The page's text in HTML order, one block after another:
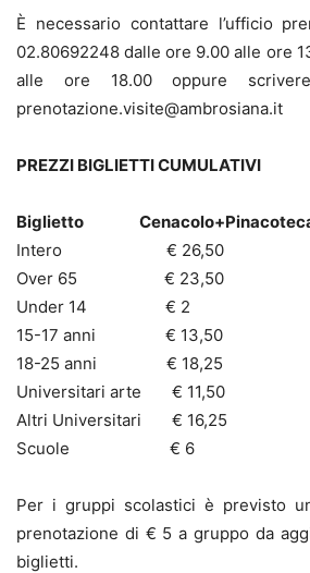
È necessario contattare l’ufficio
02.80692248 dalle ore 9.00 alle ore
alle ore 18.00 oppure
prenotazione.visite@ambrosiana.it
PREZZI BIGLIETTI CUMULATIVI
Biglietto
Intero € 26,50
Over 65 € 23,50
Under 14 € 2
15-17 anni € 13,50
18-25 anni € 18,25
Universitari arte € 11,50
Altri Universitari € 16,25
Scuole € 6
Per i gruppi scolastici è previsto
prenotazione di € 5 a gruppo da
biglietti.